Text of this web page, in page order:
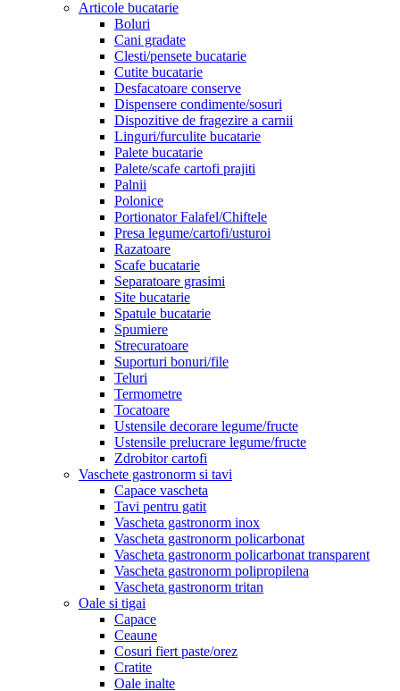
Articole bucatarie
Boluri
Cani gradate
Clesti/pensete bucatarie
Cutite bucatarie
Desfacatoare conserve
Dispensere condimente/sosuri
Dispozitive de fragezire a carnii
Linguri/furculite bucatarie
Palete bucatarie
Palete/scafe cartofi prajiti
Palnii
Polonice
Portionator Falafel/Chiftele
Presa legume/cartofi/usturoi
Razatoare
Scafe bucatarie
Separatoare grasimi
Site bucatarie
Spatule bucatarie
Spumiere
Strecuratoare
Suporturi bonuri/file
Teluri
Termometre
Tocatoare
Ustensile decorare legume/fructe
Ustensile prelucrare legume/fructe
Zdrobitor cartofi
Vaschete gastronorm si tavi
Capace vascheta
Tavi pentru gatit
Vascheta gastronorm inox
Vascheta gastronorm policarbonat
Vascheta gastronorm policarbonat transparent
Vascheta gastronorm polipropilena
Vascheta gastronorm tritan
Oale si tigai
Capace
Ceaune
Cosuri fiert paste/orez
Cratite
Oale inalte